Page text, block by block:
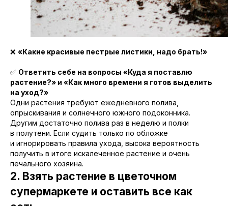
❌ «Какие красивые пестрые листики, надо брать!»
✅ Ответить себе на вопросы «Куда я поставлю
растение?» и «Как много времени я готов выделить
на уход?»
Одни растения требуют ежедневного полива,
опрыскивания и солнечного южного подоконника.
Другим достаточно полива раз в неделю и полки
в полутени. Если судить только по обложке
и игнорировать правила ухода, высока вероятность
получить в итоге искалеченное растение и очень
печального хозяина.
2. Взять растение в цветочном
супермаркете и оставить все как